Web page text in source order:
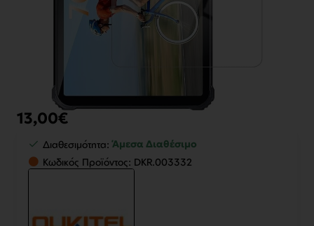
13,00€
Διαθεσιμότητα: Άμεσα Διαθέσιμο
Κωδικός Προϊόντος: DKR.003332